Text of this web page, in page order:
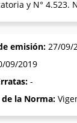
y N° 4.523.
emisión: 27/09/
09/2019
-
de la Norma: